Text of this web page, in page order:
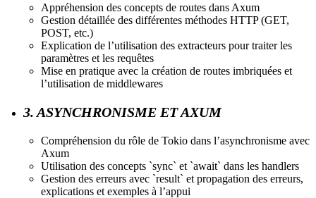
Appréhension des concepts de routes dans Axum
Gestion détaillée des différentes méthodes HTTP (GET,
POST, etc.)
Explication de l’utilisation des extracteurs pour traiter les
paramètres et les requêtes
Mise en pratique avec la création de routes imbriquées et
l’utilisation de middlewares
3. ASYNCHRONISME ET AXUM
Compréhension du rôle de Tokio dans l’asynchronisme avec
Axum
Utilisation des concepts `sync` et `await` dans les handlers
Gestion des erreurs avec `result` et propagation des erreurs,
explications et exemples à l’appui